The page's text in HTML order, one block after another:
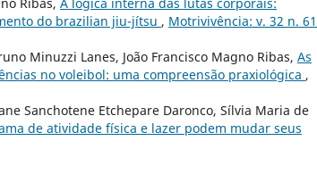
do brazilian jiu-jítsu , Motrivivência: v. 32 n. 61
Minuzzi Lanes, João Francisco Magno Ribas, As
no voleibol: uma compreensão praxiológica ,
Sanchotene Etchepare Daronco, Sílvia Maria de
de atividade física e lazer podem mudar seus